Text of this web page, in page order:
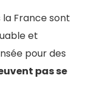
France sont
et
pour des
pas se